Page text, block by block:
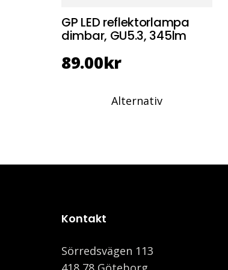
GP LED reflektorlampa
dimbar, GU5.3, 345lm
89.00kr
Alternativ
Kontakt
Sörredsvägen 113